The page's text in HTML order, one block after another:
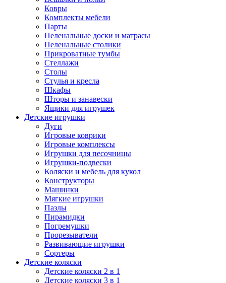
Ковры
Комплекты мебели
Парты
Пеленальные доски и матрасы
Пеленальные столики
Прикроватные тумбы
Стеллажи
Столы
Стулья и кресла
Шкафы
Шторы и занавески
Ящики для игрушек
Детские игрушки
Дуги
Игровые коврики
Игровые комплексы
Игрушки для песочницы
Игрушки-подвески
Коляски и мебель для кукол
Конструкторы
Машинки
Мягкие игрушки
Пазлы
Пирамидки
Погремушки
Прорезыватели
Развивающие игрушки
Сортеры
Детские коляски
Детские коляски 2 в 1
Детские коляски 3 в 1